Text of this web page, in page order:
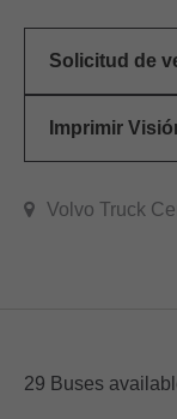
Solicitud de
Imprimir
Volvo Truck
29 Buses